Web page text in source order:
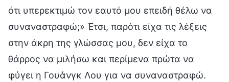
ότι υπερεκτιμώ τον εαυτό μου επειδή θέλω να
συναναστραφώ;» Έτσι, παρότι είχα τις λέξεις
στην άκρη της γλώσσας μου, δεν είχα το
θάρρος να μιλήσω και περίμενα πρώτα να
φύγει η Γουάνγκ Λου για να συναναστραφώ.